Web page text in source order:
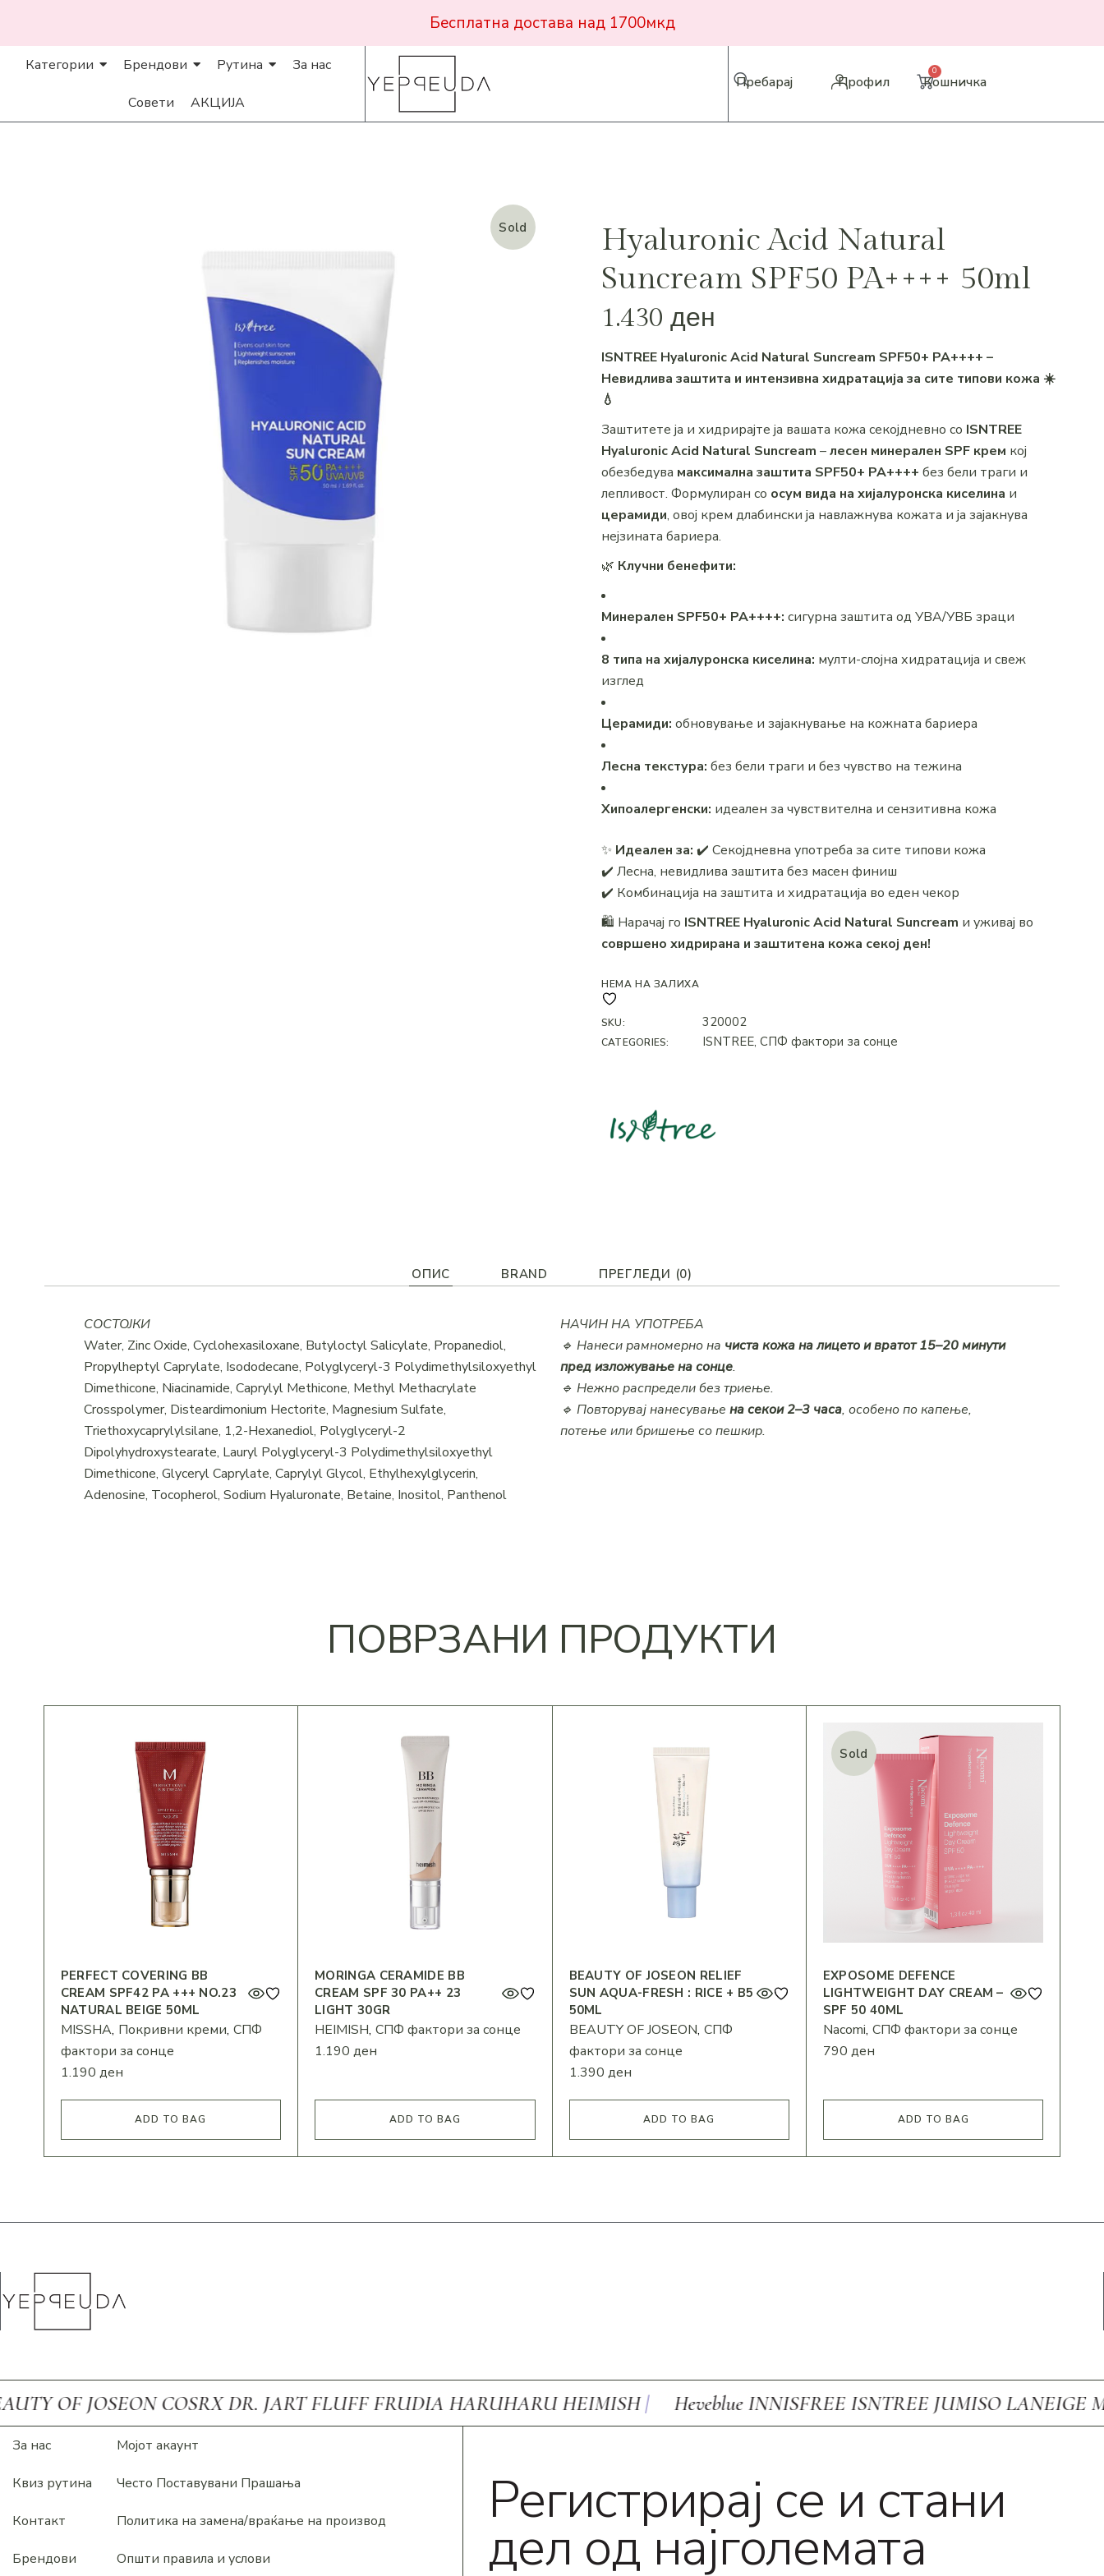
Категории Брендови Рутина За нас
Совети АКЦИЈА
Пребарај Профил Кошничка
Sold
Hyaluronic Acid Natural
Suncream SPF50 PA++++ 50ml
1.430ден
ISNTREE Hyaluronic Acid Natural Suncream SPF50+ PA++++ –
Невидлива заштита и интензивна хидратација за сите типови кожа ☀️
💧
Заштитете ја и хидрирајте ја вашата кожа секојдневно со ISNTREE
Hyaluronic Acid Natural Suncream –лесен минерален SPF крем кој
обезбедува максимална заштита SPF50+ PA++++ без бели траги и
лепливост. Формулиран со осум вида на хијалуронска киселина и
церамиди, овој крем длабински ја навлажнува кожата и ја зајакнува
нејзината бариера.
🌿 Клучни бенефити:
Минерален SPF50+ PA++++: сигурна заштита од УВА/УВБ зраци
8 типа на хијалуронска киселина: мулти-слојна хидратација и свеж
изглед
Церамиди: обновување и зајакнување на кожната бариера
Лесна текстура: без бели траги и без чувство на тежина
Хипоалергенски: идеален за чувствителна и сензитивна кожа
✨ Идеален за: ✔️ Секојдневна употреба за сите типови кожа
✔️ Лесна, невидлива заштита без масен финиш
✔️ Комбинација на заштита и хидратација во еден чекор
🛍 Нарачај го ISNTREE Hyaluronic Acid Natural Suncream и уживај во
совршено хидрирана и заштитена кожа секој ден!
НЕМА НА ЗАЛИХА
SKU: 320002
CATEGORIES: ISNTREE, СПФ фактори за сонце
ОПИС BRAND ПРЕГЛЕДИ (0)
СОСТОЈКИ
Water, Zinc Oxide, Cyclohexasiloxane, Butyloctyl Salicylate, Propanediol,
Propylheptyl Caprylate, Isododecane, Polyglyceryl-3 Polydimethylsiloxyethyl
Dimethicone, Niacinamide, Caprylyl Methicone, Methyl Methacrylate
Crosspolymer, Disteardimonium Hectorite, Magnesium Sulfate,
Triethoxycaprylylsilane, 1,2-Hexanediol, Polyglyceryl-2
Dipolyhydroxystearate, Lauryl Polyglyceryl-3 Polydimethylsiloxyethyl
Dimethicone, Glyceryl Caprylate, Caprylyl Glycol, Ethylhexylglycerin,
Adenosine, Tocopherol, Sodium Hyaluronate, Betaine, Inositol, Panthenol
НАЧИН НА УПОТРЕБА
🔹 Нанеси рамномерно на чиста кожа на лицето и вратот 15–20 минути
пред изложување на сонце.
🔹 Нежно распредели без триење.
🔹 Повторувај нанесување на секои 2–3 часа, особено по капење,
потење или бришење со пешкир.
ПОВРЗАНИ ПРОДУКТИ
PERFECT COVERING BB
CREAM SPF42 PA +++ NO.23
NATURAL BEIGE 50ML
MISSHA Покривни креми СПФ
фактори за сонце
1.190 ден
ADD TO BAG
MORINGA CERAMIDE BB
CREAM SPF 30 PA++ 23
LIGHT 30GR
HEIMISH СПФ фактори за сонце
1.190ден
ADD TO BAG
BEAUTY OF JOSEON RELIEF
SUN AQUA-FRESH : RICE + B5
50ML
BEAUTY OF JOSEON СПФ
фактори за сонце
1.390 ден
ADD TO BAG
Sold
EXPOSOME DEFENCE
LIGHTWEIGHT DAY CREAM –
SPF 50 40ML
Nacomi СПФ фактори за сонце
790 ден
ADD TO BAG
COSRX DR. JART FLUFF FRUDIA HARUHARU HEIMISH| Heveblue INNISFREE ISNTREE JUMISO LANEIGE Medicube
За нас
Квиз рутина
Контакт
Брендови
Мојот акаунт
Често Поставувани Прашања
Политика на замена/враќање на производ
Општи правила и услови
Регистрирај се и стани
дел од најголемата
Бесплатна достава над 1700мкд